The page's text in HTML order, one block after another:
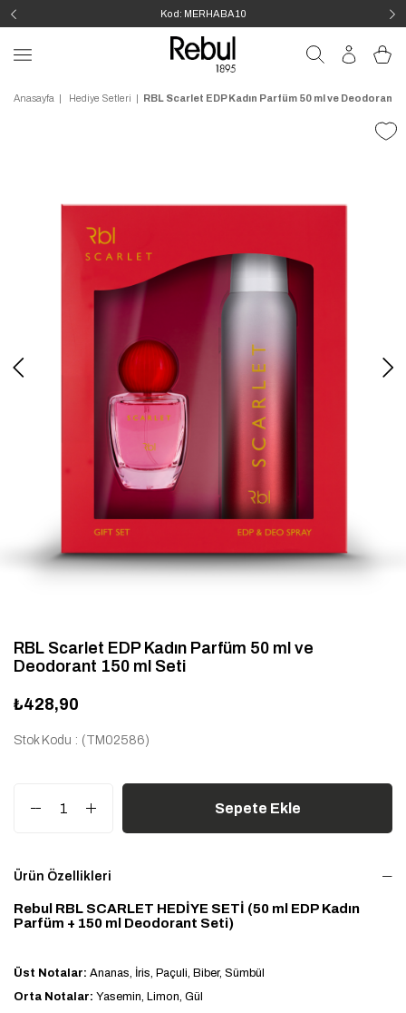
Kod: MERHABA10
Anasayfa Hediye Setleri RBL Scarlet EDP Kadın Parfüm 50 ml ve Deodorant
RBL Scarlet EDP Kadın Parfüm 50 ml ve
Deodorant 150 ml Seti
₺428,90
Stok Kodu (TM02586)
Ürün Özellikleri
Rebul RBL SCARLET HEDİYE SETİ (50 ml EDP Kadın
Parfüm + 150 ml Deodorant Seti)
Üst Notalar: Ananas, İris, Paçuli, Biber, Sümbül
Orta Notalar: Yasemin, Limon, Gül